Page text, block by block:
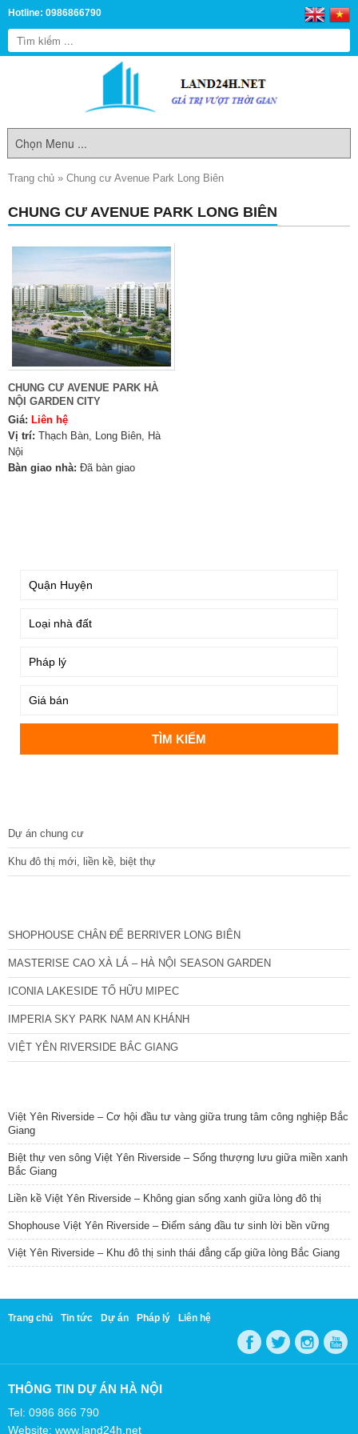
Hotline: 0986866790
Trang chủ » Chung cư Avenue Park Long Biên
CHUNG CƯ AVENUE PARK LONG BIÊN
CHUNG CƯ AVENUE PARK HÀ
NỘI GARDEN CITY
Giá: Liên hệ
Vị trí: Thạch Bàn, Long Biên, Hà
Nội
Bàn giao nhà: Đã bàn giao
Dự án chung cư
Khu đô thị mới, liền kề, biệt thự
SHOPHOUSE CHÂN ĐẾ BERRIVER LONG BIÊN
MASTERISE CAO XÀ LÁ – HÀ NỘI SEASON GARDEN
ICONIA LAKESIDE TỐ HỮU MIPEC
IMPERIA SKY PARK NAM AN KHÁNH
VIỆT YÊN RIVERSIDE BẮC GIANG
Việt Yên Riverside – Cơ hội đầu tư vàng giữa trung tâm công nghiệp Bắc
Giang
Biệt thự ven sông Việt Yên Riverside – Sống thượng lưu giữa miền xanh
Bắc Giang
Liền kề Việt Yên Riverside – Không gian sống xanh giữa lòng đô thị
Shophouse Việt Yên Riverside – Điểm sáng đầu tư sinh lời bền vững
Việt Yên Riverside – Khu đô thị sinh thái đẳng cấp giữa lòng Bắc Giang
Trang chủ Tin tức Dự án Pháp lý Liên hệ
THÔNG TIN DỰ ÁN HÀ NỘI
Tel: 0986 866 790
Website: www.land24h.net